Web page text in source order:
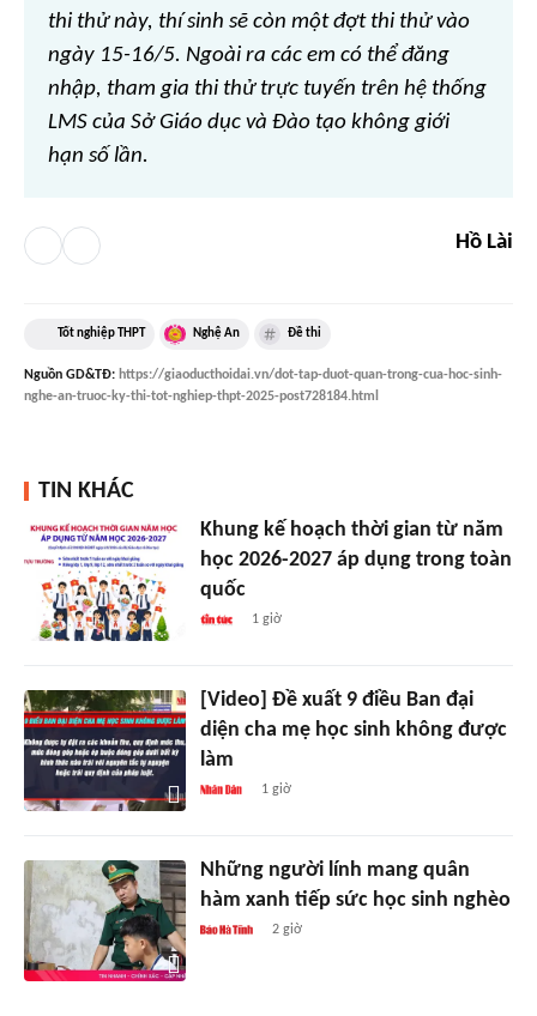
thi thử này, thí sinh sẽ còn một đợt thi thử vào
ngày 15-16/5. Ngoài ra các em có thể đăng
nhập, tham gia thi thử trực tuyến trên hệ thống
LMS của Sở Giáo dục và Đào tạo không giới
hạn số lần.
Hồ Lài
Tốt nghiệp THPT Nghệ An Đề thi
Nguồn GD&TĐ: https://giaoducthoidai.vn/dot-tap-duot-quan-trong-cua-hoc-sinh-
nghe-an-truoc-ky-thi-tot-nghiep-thpt-2025-post728184.html
TIN KHÁC
Khung kế hoạch thời gian từ năm
học 2026-2027 áp dụng trong toàn
quốc
1 giờ
[Video] Đề xuất 9 điều Ban đại
diện cha mẹ học sinh không được
làm
1 giờ
Những người lính mang quân
hàm xanh tiếp sức học sinh nghèo
2 giờ